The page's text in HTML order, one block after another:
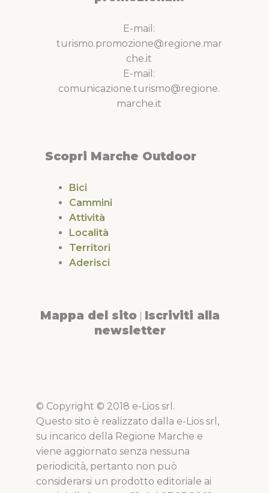
E-mail:
turismo.promozione@regione.mar
che.it
E-mail:
comunicazione.turismo@regione.
marche.it
Scopri Marche Outdoor
Bici
Cammini
Attività
Località
Territori
Aderisci
Mappa del sito Iscriviti alla
newsletter
© Copyright © 2018 e-Lios srl.
Questo sito è realizzato dalla e-Lios srl,
su incarico della Regione Marche e
viene aggiornato senza nessuna
periodicità, pertanto non può
considerarsi un prodotto editoriale ai